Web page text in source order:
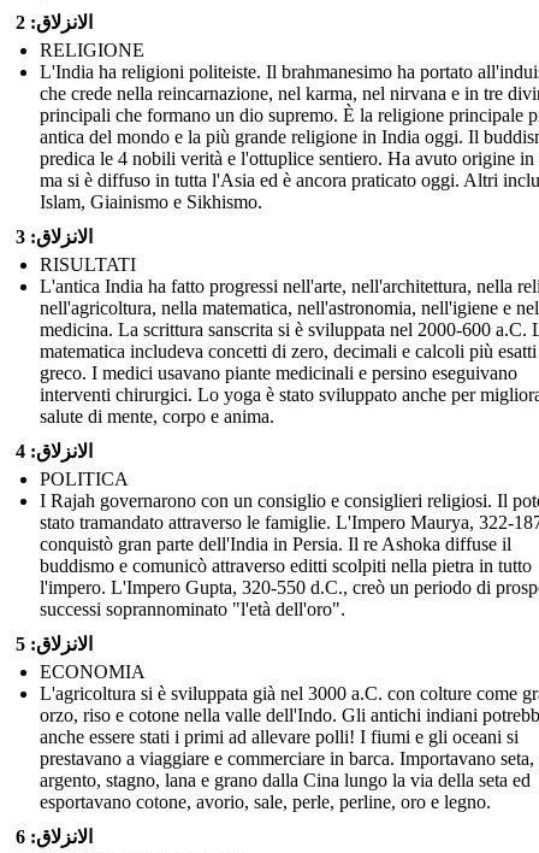
الانزلاق: 2
RELIGIONE
L'India ha religioni politeiste. Il brahmanesimo ha portato
che crede nella reincarnazione, nel karma, nel nirvana e in tre
principali che formano un dio supremo. È la religione principale
antica del mondo e la più grande religione in India oggi. Il
predica le 4 nobili verità e l'ottuplice sentiero. Ha avuto origine in
ma si è diffuso in tutta l'Asia ed è ancora praticato oggi. Altri
Islam, Giainismo e Sikhismo.
الانزلاق: 3
RISULTATI
L'antica India ha fatto progressi nell'arte, nell'architettura, nella
nell'agricoltura, nella matematica, nell'astronomia, nell'igiene e
medicina. La scrittura sanscrita si è sviluppata nel 2000-600 a.C.
matematica includeva concetti di zero, decimali e calcoli più
greco. I medici usavano piante medicinali e persino eseguivano
interventi chirurgici. Lo yoga è stato sviluppato anche per
salute di mente, corpo e anima.
الانزلاق: 4
POLITICA
I Rajah governarono con un consiglio e consiglieri religiosi. Il
stato tramandato attraverso le famiglie. L'Impero Maurya, 322-
conquistò gran parte dell'India in Persia. Il re Ashoka diffuse il
buddismo e comunicò attraverso editti scolpiti nella pietra in tutto
l'impero. L'Impero Gupta, 320-550 d.C., creò un periodo di
successi soprannominato "l'età dell'oro".
الانزلاق: 5
ECONOMIA
L'agricoltura si è sviluppata già nel 3000 a.C. con colture come
orzo, riso e cotone nella valle dell'Indo. Gli antichi indiani
anche essere stati i primi ad allevare polli! I fiumi e gli oceani si
prestavano a viaggiare e commerciare in barca. Importavano seta,
argento, stagno, lana e grano dalla Cina lungo la via della seta ed
esportavano cotone, avorio, sale, perle, perline, oro e legno.
الانزلاق: 6